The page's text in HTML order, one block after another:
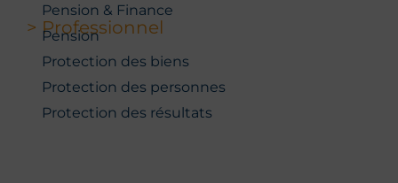
Pension & Finance
> Professionnel
Pension
Protection des biens
Protection des personnes
Protection des résultats